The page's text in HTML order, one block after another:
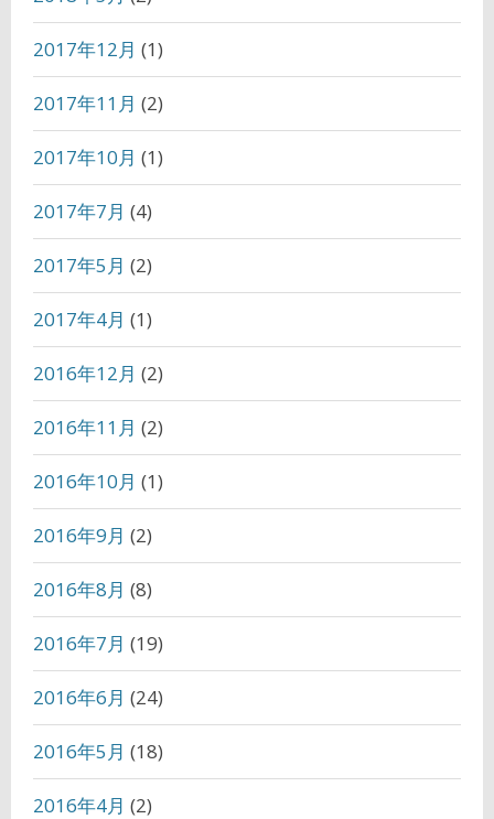
2017年12月 (1)
2017年11月 (2)
2017年10月 (1)
2017年7月 (4)
2017年5月 (2)
2017年4月 (1)
2016年12月 (2)
2016年11月 (2)
2016年10月 (1)
2016年9月 (2)
2016年8月 (8)
2016年7月 (19)
2016年6月 (24)
2016年5月 (18)
2016年4月 (2)